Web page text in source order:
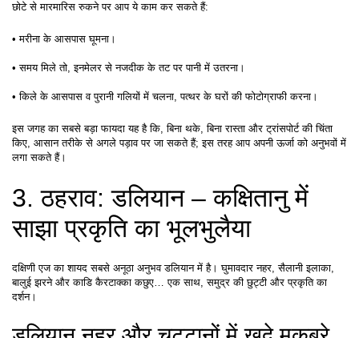
छोटे से मारमारिस रुकने पर आप ये काम कर सकते हैं:
• मरीना के आसपास घूमना।
• समय मिले तो, इनमेलर से नजदीक के तट पर पानी में उतरना।
• किले के आसपास व पुरानी गलियों में चलना, पत्थर के घरों की फोटोग्राफी करना।
इस जगह का सबसे बड़ा फायदा यह है कि, बिना थके, बिना रास्ता और ट्रांसपोर्ट की चिंता
किए, आसान तरीके से अगले पड़ाव पर जा सकते हैं; इस तरह आप अपनी ऊर्जा को अनुभवों में
लगा सकते हैं।
3. ठहराव: डलियान – कक्षितानु में
साझा प्रकृति का भूलभुलैया
दक्षिणी एज का शायद सबसे अनूठा अनुभव डलियान में है। घुमावदार नहर, सैलानी इलाका,
बालुई झरने और काडि कैरटाक्का कछुए… एक साथ, समुद्र की छुट्टी और प्रकृति का
दर्शन।